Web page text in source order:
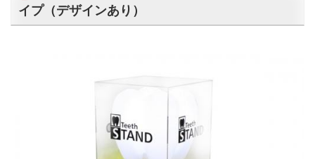
イプ（デザインあり）